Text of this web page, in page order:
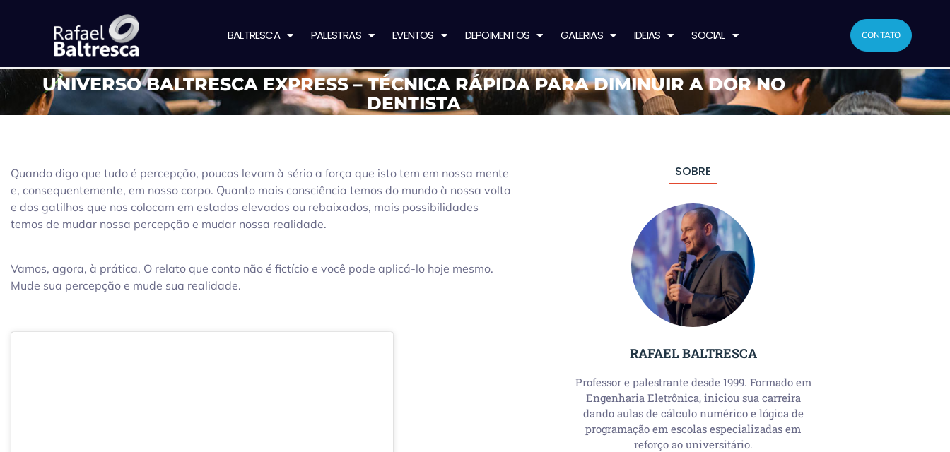
BALTRESCA PALESTRAS EVENTOS DEPOIMENTOS GALERIAS IDEIAS SOCIAL CONTATO
UNIVERSO BALTRESCA EXPRESS – TÉCNICA RÁPIDA PARA DIMINUIR A DOR NO
DENTISTA
Quando digo que tudo é percepção, poucos levam à sério a força que isto tem em nossa mente
e, consequentemente, em nosso corpo. Quanto mais consciência temos do mundo à nossa volta
e dos gatilhos que nos colocam em estados elevados ou rebaixados, mais possibilidades
temos de mudar nossa percepção e mudar nossa realidade.
Vamos, agora, à prática. O relato que conto não é fictício e você pode aplicá-lo hoje mesmo.
Mude sua percepção e mude sua realidade.
SOBRE
RAFAEL BALTRESCA
Professor e palestrante desde 1999. Formado em
Engenharia Eletrônica, iniciou sua carreira
dando aulas de cálculo numérico e lógica de
programação em escolas especializadas em
reforço ao universitário.